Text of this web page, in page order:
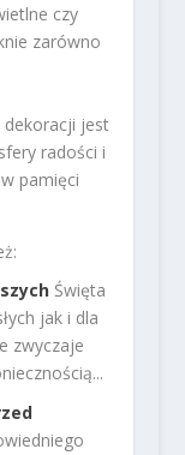
czy
zarówno
dekoracji jest
radości i
pamięci
Święta
jak i dla
zwyczaje